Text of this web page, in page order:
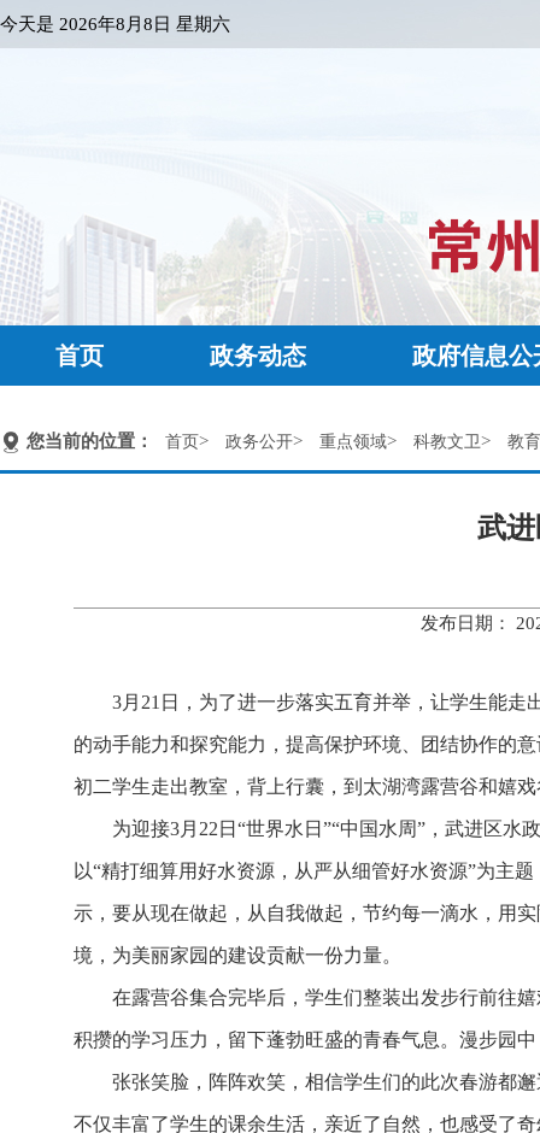
今天是 2026年8月8日 星期六
首页 政务动态 政府信息公
您当前的位置： 首页> 政务公开> 重点领域> 科教文卫> 教
武
发布日期：
3月21日，为了进一步落实五育并举，让学生能
的动手能力和探究能力，提高保护环境、团结协作的
初二学生走出教室，背上行囊，到太湖湾露营谷和嬉
为迎接3月22日“世界水日”“中国水周”，武进区
以“精打细算用好水资源，从严从细管好水资源”为主
示，要从现在做起，从自我做起，节约每一滴水，用
境，为美丽家园的建设贡献一份力量。
在露营谷集合完毕后，学生们整装出发步行前往
积攒的学习压力，留下蓬勃旺盛的青春气息。漫步园
张张笑脸，阵阵欢笑，相信学生们的此次春游都
不仅丰富了学生的课余生活，亲近了自然，也感受了